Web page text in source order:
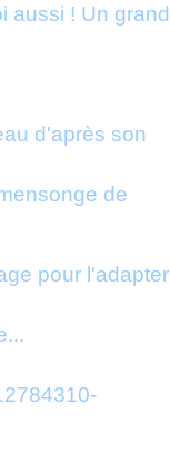
aussi ! Un grand
d'après son
de
pour l'adapter